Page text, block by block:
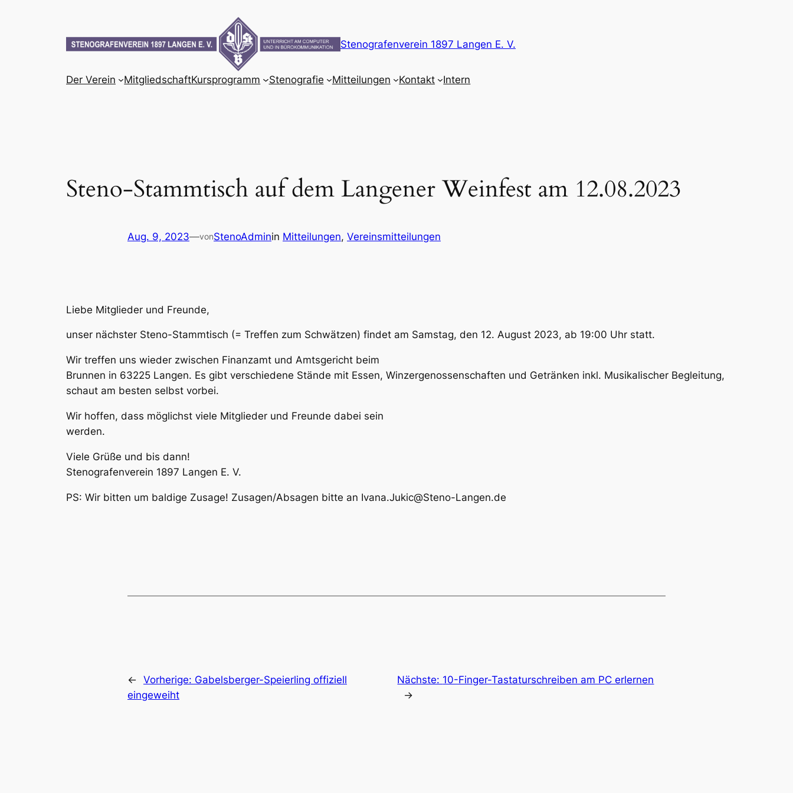
Stenografenverein 1897 Langen E. V.
Der Verein MitgliedschaftKursprogramm Stenografie Mitteilungen Kontakt Intern
Steno-Stammtisch auf dem Langener Weinfest am 12.08.2023
Aug. 9, 2023—vonStenoAdminin Mitteilungen, Vereinsmitteilungen
Liebe Mitglieder und Freunde,
unser nächster Steno-Stammtisch (= Treffen zum Schwätzen) findet am Samstag, den 12. August 2023, ab 19:00 Uhr statt.
Wir treffen uns wieder zwischen Finanzamt und Amtsgericht beim
Brunnen in 63225 Langen. Es gibt verschiedene Stände mit Essen, Winzergenossenschaften und Getränken inkl. Musikalischer Begleitung,
schaut am besten selbst vorbei.
Wir hoffen, dass möglichst viele Mitglieder und Freunde dabei sein
werden.
Viele Grüße und bis dann!
Stenografenverein 1897 Langen E. V.
PS: Wir bitten um baldige Zusage! Zusagen/Absagen bitte an Ivana.Jukic@Steno-Langen.de
← Vorherige: Gabelsberger-Speierling offiziell
eingeweiht
Nächste: 10-Finger-Tastaturschreiben am PC erlernen
→